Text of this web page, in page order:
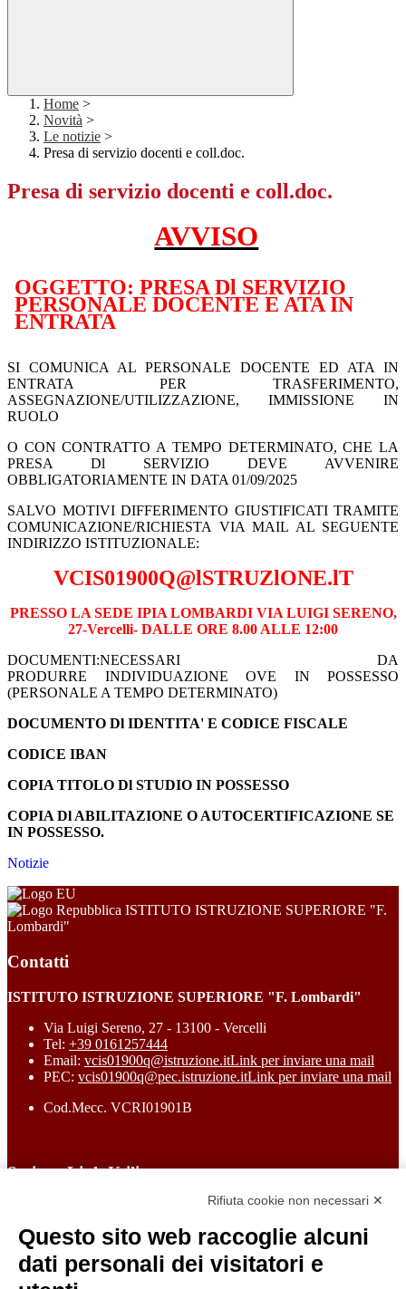
Home >
Novità >
Le notizie >
Presa di servizio docenti e coll.doc.
Presa di servizio docenti e coll.doc.
AVVISO
OGGETTO: PRESA Dl SERVIZIO
PERSONALE DOCENTE E ATA IN
ENTRATA
SI COMUNICA AL PERSONALE DOCENTE ED ATA IN
ENTRATA PER TRASFERIMENTO,
ASSEGNAZIONE/UTILIZZAZIONE, IMMISSIONE IN
RUOLO
O CON CONTRATTO A TEMPO DETERMINATO, CHE LA
PRESA Dl SERVIZIO DEVE AVVENIRE
OBBLIGATORIAMENTE IN DATA 01/09/2025
SALVO MOTIVI DIFFERIMENTO GIUSTIFICATI TRAMITE
COMUNICAZIONE/RICHIESTA VIA MAIL AL SEGUENTE
INDIRIZZO ISTITUZIONALE:
VCIS01900Q@lSTRUZlONE.lT
PRESSO LA SEDE IPIA LOMBARDI VIA LUIGI SERENO,
27-Vercelli- DALLE ORE 8.00 ALLE 12:00
DOCUMENTI:NECESSARI DA
PRODURRE INDIVIDUAZIONE OVE IN POSSESSO
(PERSONALE A TEMPO DETERMINATO)
DOCUMENTO Dl IDENTITA' E CODICE FISCALE
CODICE IBAN
COPIA TITOLO Dl STUDIO IN POSSESSO
COPIA Dl ABILITAZIONE O AUTOCERTIFICAZIONE SE
IN POSSESSO.
Notizie
ISTITUTO ISTRUZIONE SUPERIORE "F.
Lombardi"
Contatti
ISTITUTO ISTRUZIONE SUPERIORE "F. Lombardi"
Via Luigi Sereno, 27 - 13100 - Vercelli
Tel: +39 0161257444
Email: vcis01900q@istruzione.itLink per inviare una mail
PEC: vcis01900q@pec.istruzione.itLink per inviare una mail
Cod.Mecc. VCRI01901B
Sezione Link Utili
Informativa Privacy
Ufficio Relazioni con il Pubblico
Dichiarazione di accessibilità
Rifiuta cookie non necessari ✕
Questo sito web raccoglie alcuni
dati personali dei visitatori e